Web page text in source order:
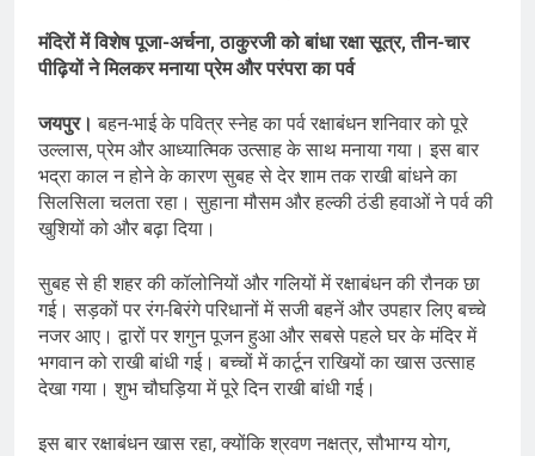
मंदिरों में विशेष पूजा-अर्चना, ठाकुरजी को बांधा रक्षा सूत्र, तीन-चार
पीढ़ियों ने मिलकर मनाया प्रेम और परंपरा का पर्व
जयपुर।बहन-भाई के पवित्र स्नेह का पर्व रक्षाबंधन शनिवार को पूरे
उल्लास, प्रेम और आध्यात्मिक उत्साह के साथ मनाया गया। इस बार
भद्रा काल न होने के कारण सुबह से देर शाम तक राखी बांधने का
सिलसिला चलता रहा। सुहाना मौसम और हल्की ठंडी हवाओं ने पर्व की
खुशियों को और बढ़ा दिया।
सुबह से ही शहर की कॉलोनियों और गलियों में रक्षाबंधन की रौनक छा
गई। सड़कों पर रंग-बिरंगे परिधानों में सजी बहनें और उपहार लिए बच्चे
नजर आए। द्वारों पर शगुन पूजन हुआ और सबसे पहले घर के मंदिर में
भगवान को राखी बांधी गई। बच्चों में कार्टून राखियों का खास उत्साह
देखा गया। शुभ चौघड़िया में पूरे दिन राखी बांधी गई।
इस बार रक्षाबंधन खास रहा, क्योंकि श्रवण नक्षत्र, सौभाग्य योग,